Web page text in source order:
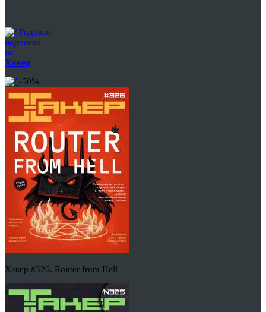
Годовая
подписка
на
Хакер
-50%
Хакер #326. Router from Hell